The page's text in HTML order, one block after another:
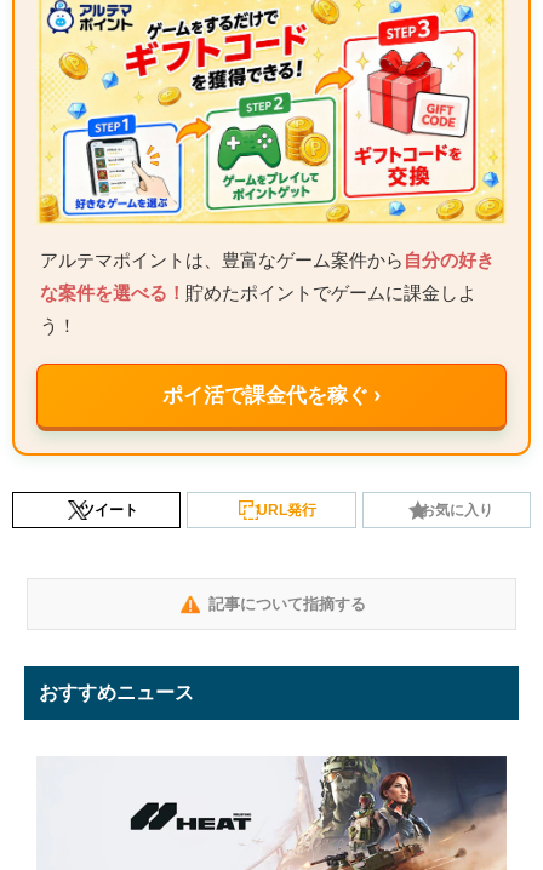
アルテマポイントは、豊富なゲーム案件から 自分の好き
な案件を選べる！ 貯めたポイントでゲームに課金しよ
う！
ポイ活で課金代を稼ぐ ›
ツイート URL発行 お気に入り
記事について指摘する
おすすめニュース